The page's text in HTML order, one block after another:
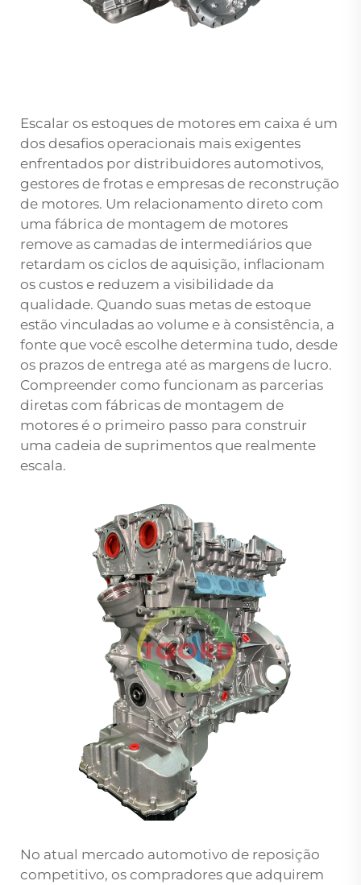
Escalar os estoques de motores em caixa é um
dos desafios operacionais mais exigentes
enfrentados por distribuidores automotivos,
gestores de frotas e empresas de reconstrução
de motores. Um relacionamento direto com
uma fábrica de montagem de motores
remove as camadas de intermediários que
retardam os ciclos de aquisição, inflacionam
os custos e reduzem a visibilidade da
qualidade. Quando suas metas de estoque
estão vinculadas ao volume e à consistência, a
fonte que você escolhe determina tudo, desde
os prazos de entrega até as margens de lucro.
Compreender como funcionam as parcerias
diretas com fábricas de montagem de
motores é o primeiro passo para construir
uma cadeia de suprimentos que realmente
escala.
No atual mercado automotivo de reposição
competitivo, os compradores que adquirem